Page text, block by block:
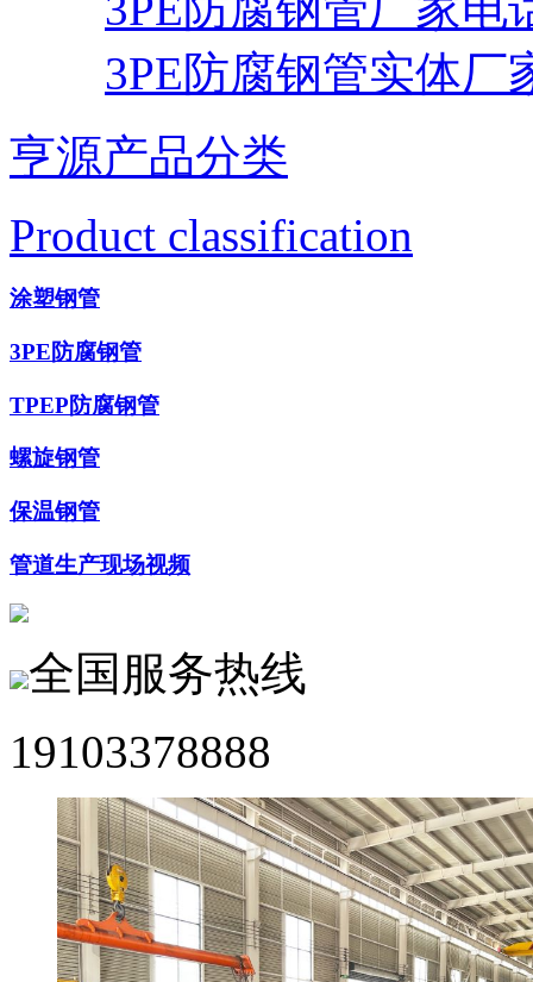
3PE防腐钢管实体厂
亨源产品分类
Product classification
涂塑钢管
3PE防腐钢管
TPEP防腐钢管
螺旋钢管
保温钢管
管道生产现场视频
全国服务热线
19103378888